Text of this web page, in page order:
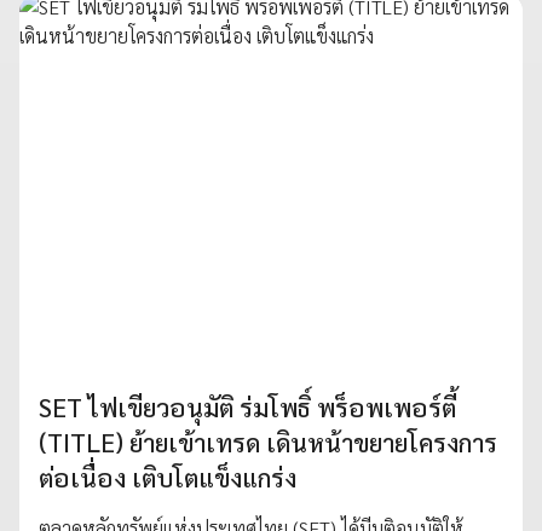
SET ไฟเขียวอนุมัติ ร่มโพธิ์ พร็อพเพอร์ตี้
(TITLE) ย้ายเข้าเทรด เดินหน้าขยายโครงการ
ต่อเนื่อง เติบโตแข็งแกร่ง